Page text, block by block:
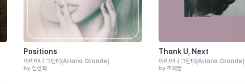
Positions
아리아나 그란데 (Ariana Grande)
by 임선희
Thank U, Next
아리아나 그란데 (Ariana Grande)
by 조해람